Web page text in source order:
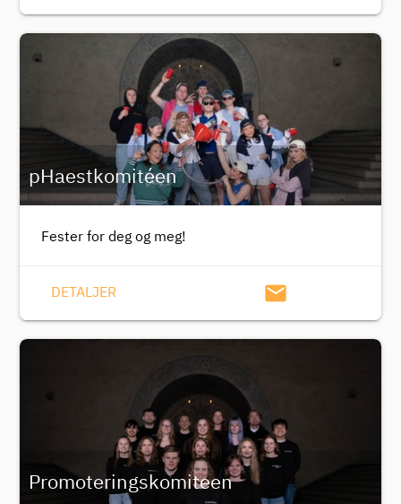
pHaestkomitéen
Fester for deg og meg!
DETALJER email
Promoteringskomiteen